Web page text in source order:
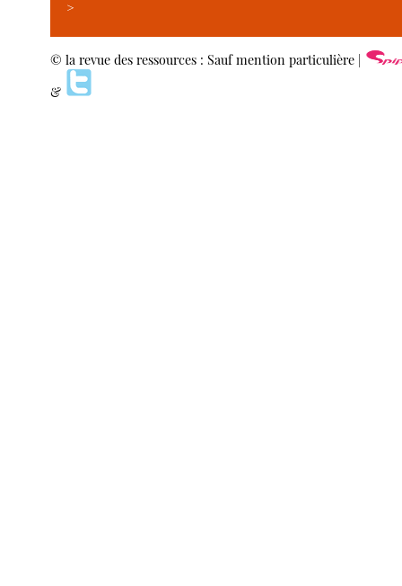
>
© la revue des ressources : Sauf mention particulière |
&